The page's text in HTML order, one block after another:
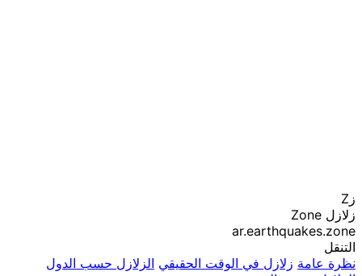
زZ
زلازل Zone
ar.earthquakes.zone
التنقل
نظرة عامة زلازل في الوقت الحقيقي الزلازل حسب الدول